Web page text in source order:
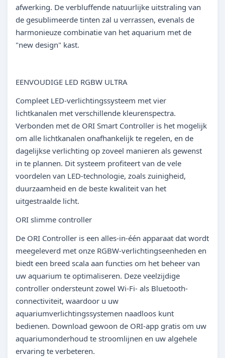
afwerking. De verbluffende natuurlijke uitstraling van
de gesublimeerde tinten zal u verrassen, evenals de
harmonieuze combinatie van het aquarium met de
"new design" kast.
EENVOUDIGE LED RGBW ULTRA
Compleet LED-verlichtingssysteem met vier
lichtkanalen met verschillende kleurenspectra.
Verbonden met de ORI Smart Controller is het mogelijk
om alle lichtkanalen onafhankelijk te regelen, en de
dagelijkse verlichting op zoveel manieren als gewenst
in te plannen. Dit systeem profiteert van de vele
voordelen van LED-technologie, zoals zuinigheid,
duurzaamheid en de beste kwaliteit van het
uitgestraalde licht.
ORI slimme controller
De ORI Controller is een alles-in-één apparaat dat wordt
meegeleverd met onze RGBW-verlichtingseenheden en
biedt een breed scala aan functies om het beheer van
uw aquarium te optimaliseren. Deze veelzijdige
controller ondersteunt zowel Wi-Fi- als Bluetooth-
connectiviteit, waardoor u uw
aquariumverlichtingssystemen naadloos kunt
bedienen. Download gewoon de ORI-app gratis om uw
aquariumonderhoud te stroomlijnen en uw algehele
ervaring te verbeteren.